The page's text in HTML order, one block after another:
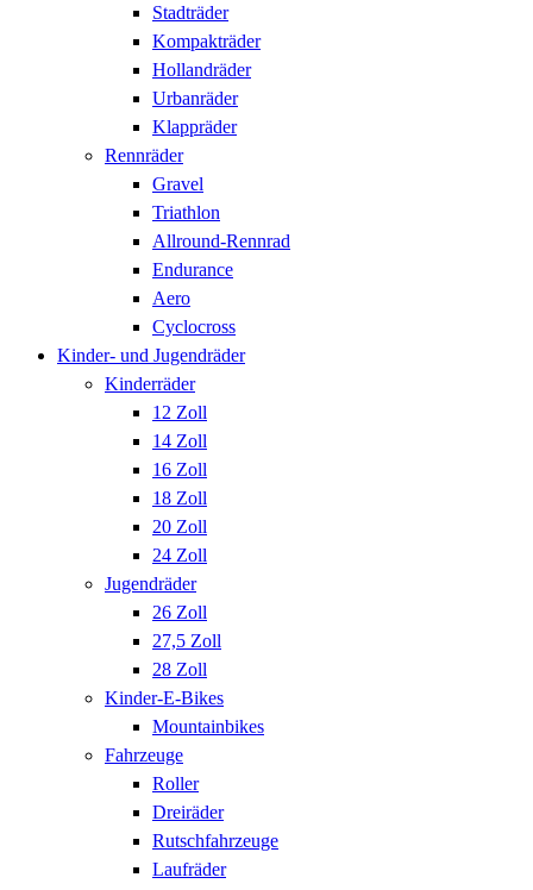
Stadträder
Kompakträder
Hollandräder
Urbanräder
Klappräder
Rennräder
Gravel
Triathlon
Allround-Rennrad
Endurance
Aero
Cyclocross
Kinder- und Jugendräder
Kinderräder
12 Zoll
14 Zoll
16 Zoll
18 Zoll
20 Zoll
24 Zoll
Jugendräder
26 Zoll
27,5 Zoll
28 Zoll
Kinder-E-Bikes
Mountainbikes
Fahrzeuge
Roller
Dreiräder
Rutschfahrzeuge
Laufräder